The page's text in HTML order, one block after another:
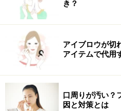
き？
アイブロウが切
アイテムで代用
口周りが汚い？
因と対策とは